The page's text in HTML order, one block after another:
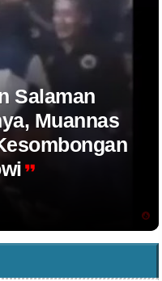
Salaman
Muannas